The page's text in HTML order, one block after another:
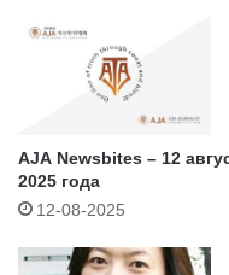
AJA Newsbites – 12
2025 года
12-08-2025